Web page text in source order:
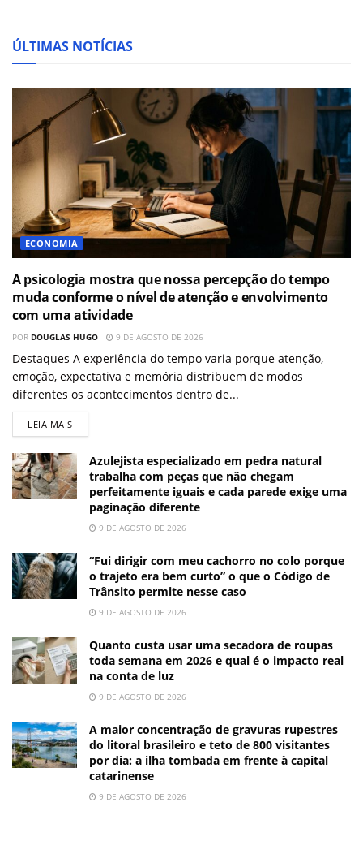
ÚLTIMAS NOTÍCIAS
ECONOMIA
A psicologia mostra que nossa percepção do tempo
muda conforme o nível de atenção e envolvimento
com uma atividade
POR DOUGLAS HUGO 9 DE AGOSTO DE 2026
Destaques A experiência do tempo varia porque atenção,
emoção, expectativa e memória distribuem de modos
diferentes os acontecimentos dentro de...
LEIA MAIS
Azulejista especializado em pedra natural
trabalha com peças que não chegam
perfeitamente iguais e cada parede exige uma
paginação diferente
9 DE AGOSTO DE 2026
“Fui dirigir com meu cachorro no colo porque
o trajeto era bem curto” o que o Código de
Trânsito permite nesse caso
9 DE AGOSTO DE 2026
Quanto custa usar uma secadora de roupas
toda semana em 2026 e qual é o impacto real
na conta de luz
9 DE AGOSTO DE 2026
A maior concentração de gravuras rupestres
do litoral brasileiro e teto de 800 visitantes
por dia: a ilha tombada em frente à capital
catarinense
9 DE AGOSTO DE 2026